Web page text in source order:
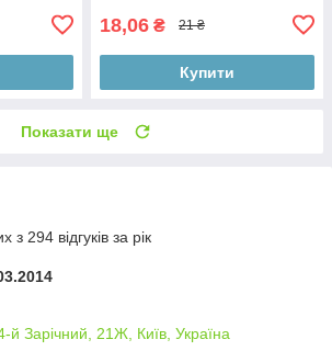
18,06 ₴ 21 ₴
Купити
Показати ще
з 294 відгуків за рік
й Зарічний, 21Ж, Київ, Україна